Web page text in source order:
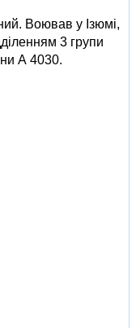
Воював у Ізюмі,
3 групи
А 4030.